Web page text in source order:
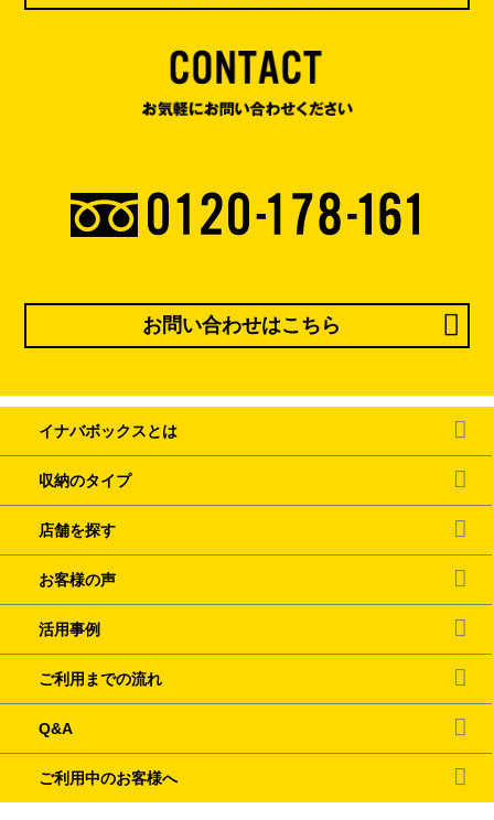
お問い合わせはこちら
イナバボックスとは
収納のタイプ
店舗を探す
お客様の声
活用事例
ご利用までの流れ
Q&A
ご利用中のお客様へ